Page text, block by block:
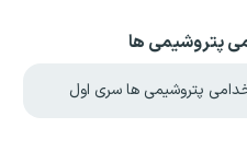
پتروشیمی ها
پتروشیمی ها سری اول